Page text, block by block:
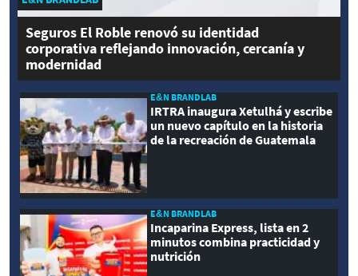
Seguros El Roble renovó su identidad
corporativa reflejando innovación, cercanía y
modernidad
E&N BRANDLAB
IRTRA inaugura Xetulhá y escribe
un nuevo capítulo en la historia
de la recreación de Guatemala
E&N BRANDLAB
Incaparina Express, lista en 2
minutos combina practicidad y
nutrición